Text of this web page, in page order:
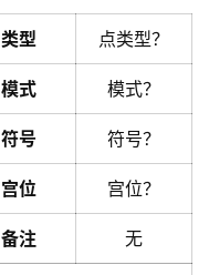
类型 点类型？
模式 模式？
符号 符号？
宫位 宫位？
备注 无